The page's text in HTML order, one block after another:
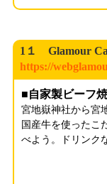
1１ Glamour
https://
■自家製ビーフ
宮地嶽神社から宮
国産牛を使ったこ
べよう。ドリンク